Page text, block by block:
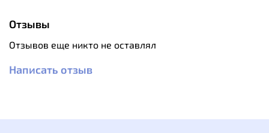
Светоотражающие элементы.
g/sqm, W/P 10 000 mm, breathability 5 000 g/sqm
Отзывы
Отзывов еще никто не оставлял
Написать отзыв